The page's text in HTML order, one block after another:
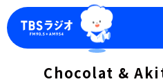
Chocolat &